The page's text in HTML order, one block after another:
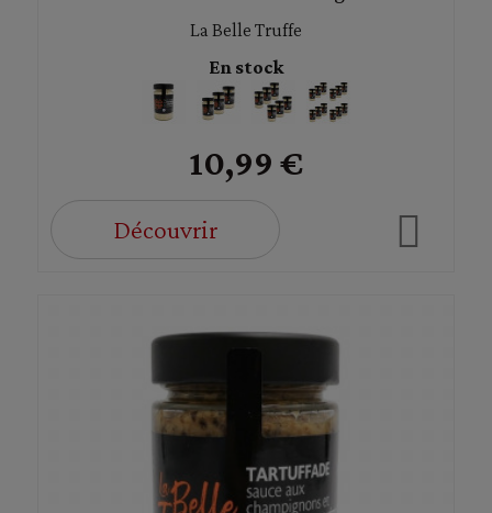
La Belle Truffe
En stock
10,99 €
Découvrir